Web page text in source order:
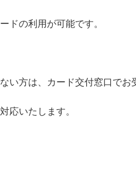
ドの利用が可能です。
い方は、カード交付窓口でお
応いたします。